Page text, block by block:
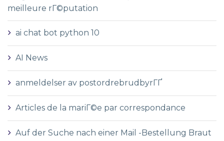
meilleure rГ©putation
ai chat bot python 10
AI News
anmeldelser av postordrebrudbyrГҐ
Articles de la mariГ©e par correspondance
Auf der Suche nach einer Mail -Bestellung Braut